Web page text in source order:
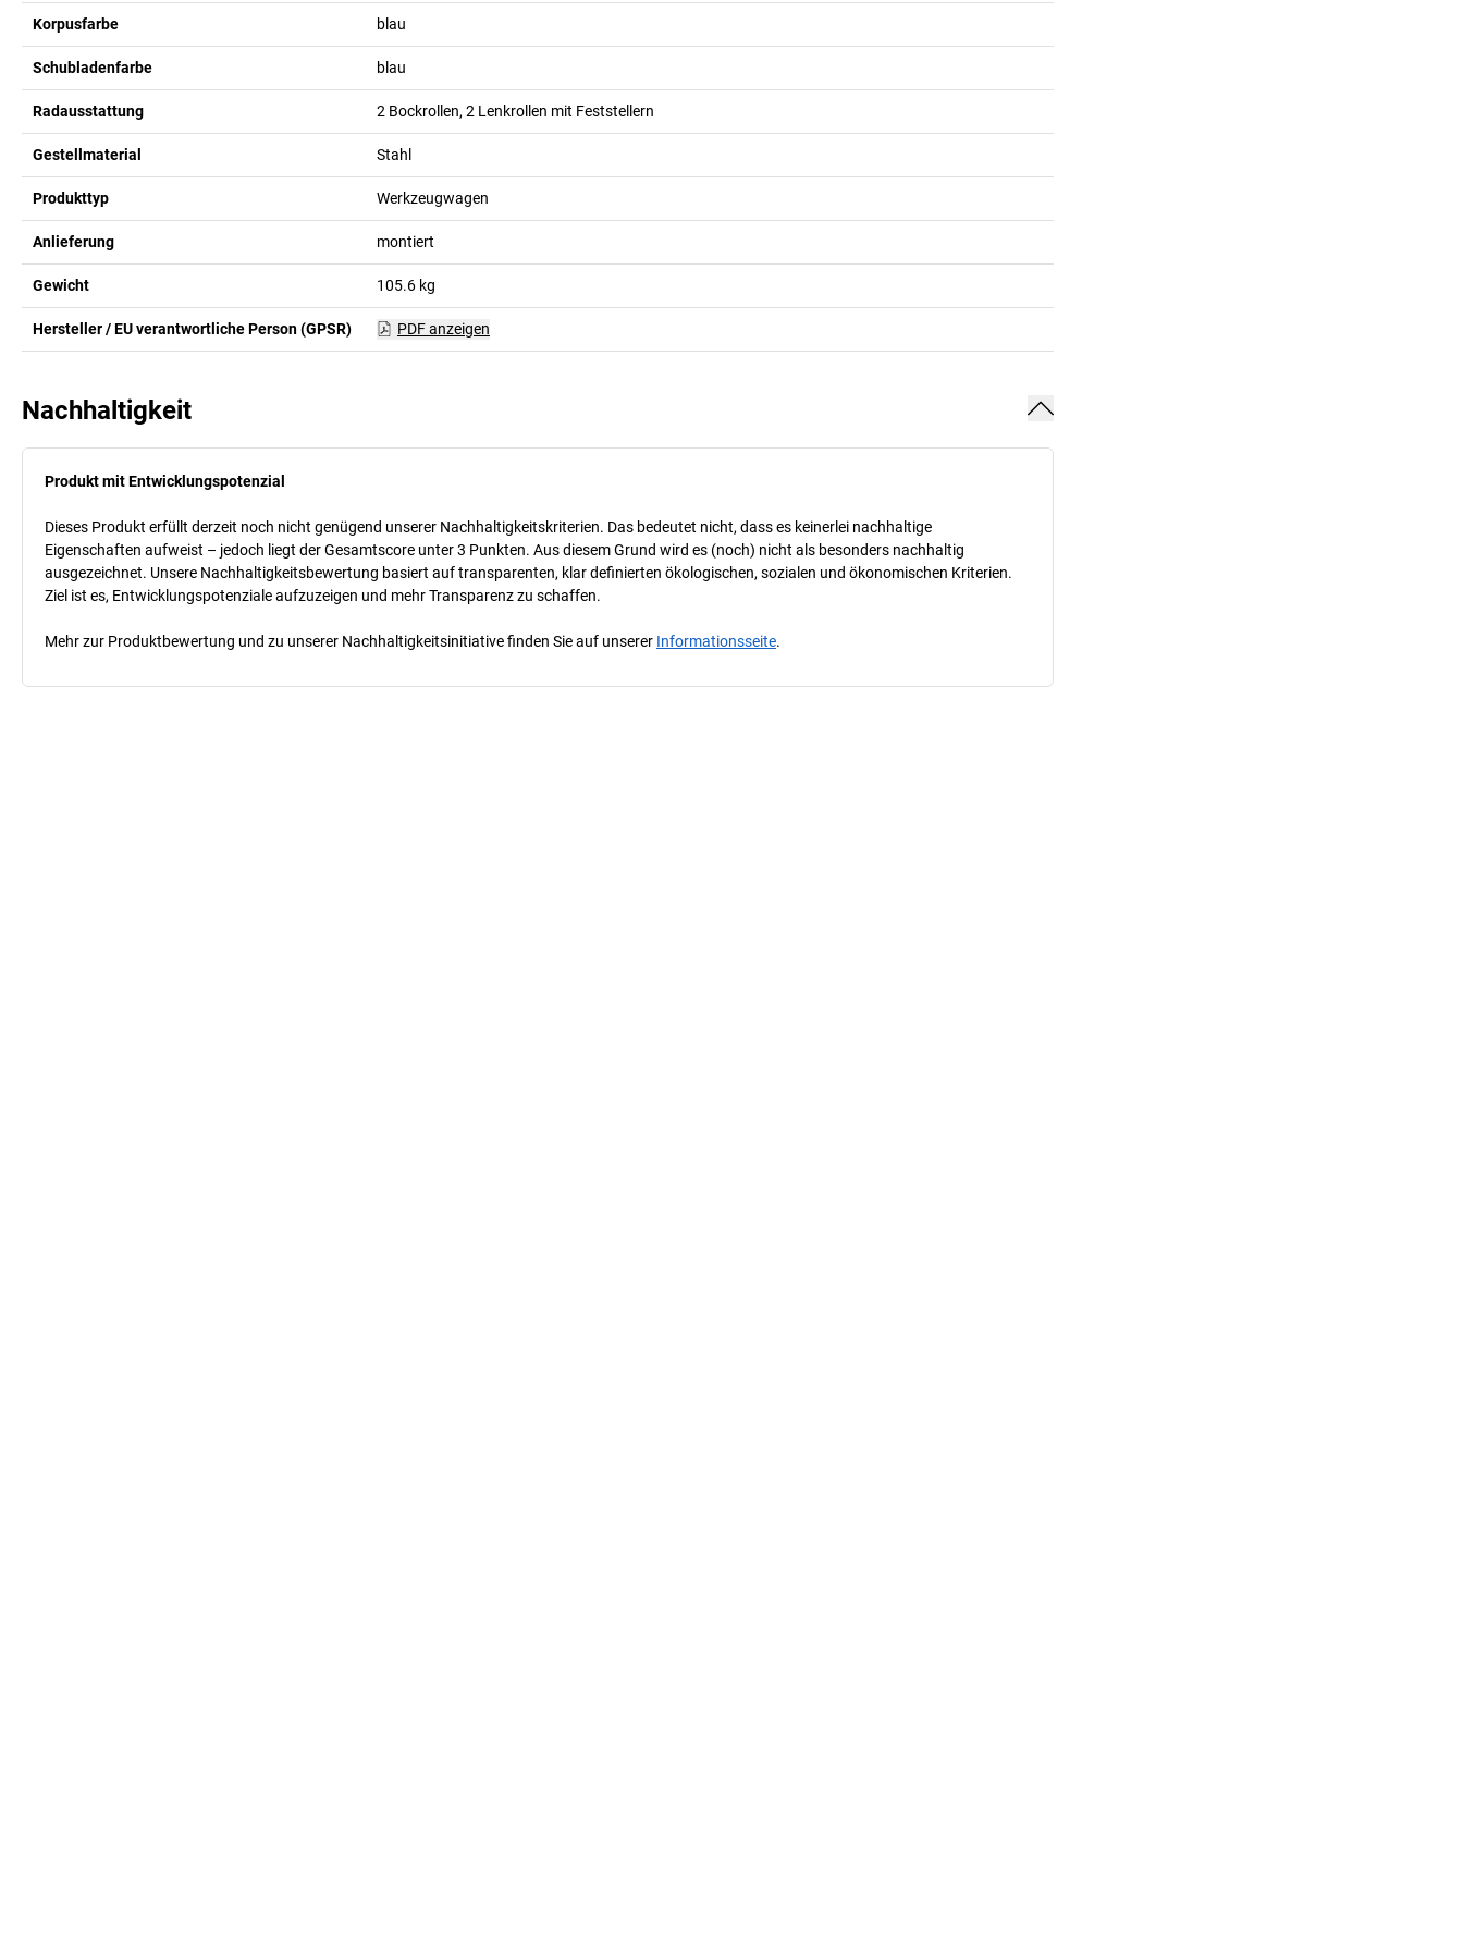
Korpusfarbe blau
Schubladenfarbe blau
Radausstattung 2 Bockrollen, 2 Lenkrollen mit Feststellern
Gestellmaterial Stahl
Produkttyp Werkzeugwagen
Anlieferung montiert
Gewicht 105.6 kg
Hersteller / EU verantwortliche Person (GPSR) PDF anzeigen
Nachhaltigkeit
Produkt mit Entwicklungspotenzial
Dieses Produkt erfüllt derzeit noch nicht genügend unserer Nachhaltigkeitskriterien. Das bedeutet nicht, dass es keinerlei nachhaltige
Eigenschaften aufweist – jedoch liegt der Gesamtscore unter 3 Punkten. Aus diesem Grund wird es (noch) nicht als besonders nachhaltig
ausgezeichnet. Unsere Nachhaltigkeitsbewertung basiert auf transparenten, klar definierten ökologischen, sozialen und ökonomischen Kriterien.
Ziel ist es, Entwicklungspotenziale aufzuzeigen und mehr Transparenz zu schaffen.
Mehr zur Produktbewertung und zu unserer Nachhaltigkeitsinitiative finden Sie auf unserer Informationsseite.